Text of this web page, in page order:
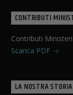
CONTRIBUTI
Contributi
Scarica PDF
LA NOSTRA STORIA